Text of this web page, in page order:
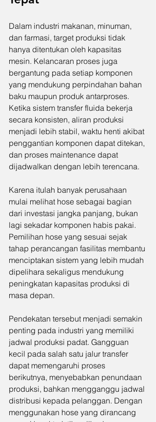
Dalam industri makanan, minuman,
dan farmasi, target produksi tidak
hanya ditentukan oleh kapasitas
mesin. Kelancaran proses juga
bergantung pada setiap komponen
yang mendukung perpindahan bahan
baku maupun produk antarproses.
Ketika sistem transfer fluida bekerja
secara konsisten, aliran produksi
menjadi lebih stabil, waktu henti akibat
penggantian komponen dapat ditekan,
dan proses maintenance dapat
dijadwalkan dengan lebih terencana.
Karena itulah banyak perusahaan
mulai melihat hose sebagai bagian
dari investasi jangka panjang, bukan
lagi sekadar komponen habis pakai.
Pemilihan hose yang sesuai sejak
tahap perancangan fasilitas membantu
menciptakan sistem yang lebih mudah
dipelihara sekaligus mendukung
peningkatan kapasitas produksi di
masa depan.
Pendekatan tersebut menjadi semakin
penting pada industri yang memiliki
jadwal produksi padat. Gangguan
kecil pada salah satu jalur transfer
dapat memengaruhi proses
berikutnya, menyebabkan penundaan
produksi, bahkan mengganggu jadwal
distribusi kepada pelanggan. Dengan
menggunakan hose yang dirancang